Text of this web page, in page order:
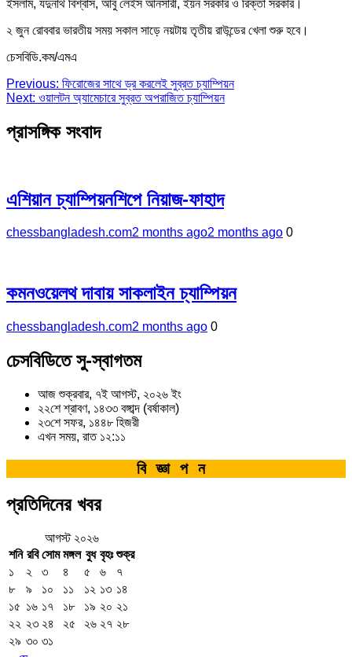
ইসলাম, যদুনাথ বিশ্বাস, আবু লেইস আনসারী, ইয়ন সরকার ও রিক্তা সরকার।
২ জুন রোববার ভারতীয় সময় সকাল সাড়ে নয়টায় তৃতীয় রাউন্ডের খেলা শুরু হবে।
চেসবিডি.কম/এমএ
Post
navigation
Previous: ফিরোজের সাথে ড্র করলেই সুব্রত চ্যাম্পিয়ন
Next: ওয়ালটন অ্যামেচারে সুব্রত অপরাজিত চ্যাম্পিয়ন
প্রাসঙ্গিক সংবাদ
এশিয়ান চ্যাম্পিয়নশিপে নিয়াজ-ফাহাদ
chessbangladesh.com2 months ago2 months ago 0
কমনওয়েলথ দাবায় সাকলাইন চ্যাম্পিয়ন
chessbangladesh.com2 months ago 0
চেসবিডিতে সু-স্বাগতম
আজ শুক্রবার, ৭ই আগস্ট, ২০২৬ ইং
২২শে শ্রাবণ, ১৪৩৩ বঙ্গাব্দ (বর্ষাকাল)
২৩শে সফর, ১৪৪৮ হিজরী
এখন সময়, রাত ১২:১১
বিজ্ঞাপন
প্রতিদিনের খবর
আগস্ট ২০২৬
শনি রবি সোম মঙ্গল বুধ বৃহঃ শুক্র
১ ২ ৩ ৪ ৫ ৬
৭
৮
৯ ১০ ১১ ১২ ১৩ ১৪
১৫ ১৬ ১৭ ১৮ ১৯ ২০ ২১
২২ ২৩ ২৪ ২৫ ২৬ ২৭ ২৮
২৯ ৩০ ৩১